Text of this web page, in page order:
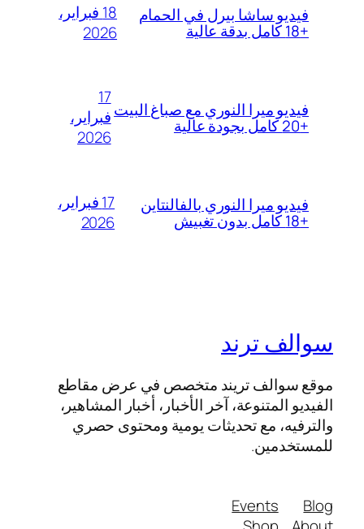
فيديو ساشا بيرل في الحمام
+18 كامل بدقة عالية
18 فبراير،
2026
فيديو ميرا النوري مع صباغ البيت
+20 كامل بجودة عالية
17
فبراير،
2026
فيديو ميرا النوري بالفالنتاين
+18 كامل بدون تغبيش
17 فبراير،
2026
سوالف ترند
موقع سوالف تريند متخصص في عرض مقاطع
الفيديو المتنوعة، آخر الأخبار، أخبار المشاهير،
والترفيه، مع تحديثات يومية ومحتوى حصري
للمستخدمين.
Blog
Events